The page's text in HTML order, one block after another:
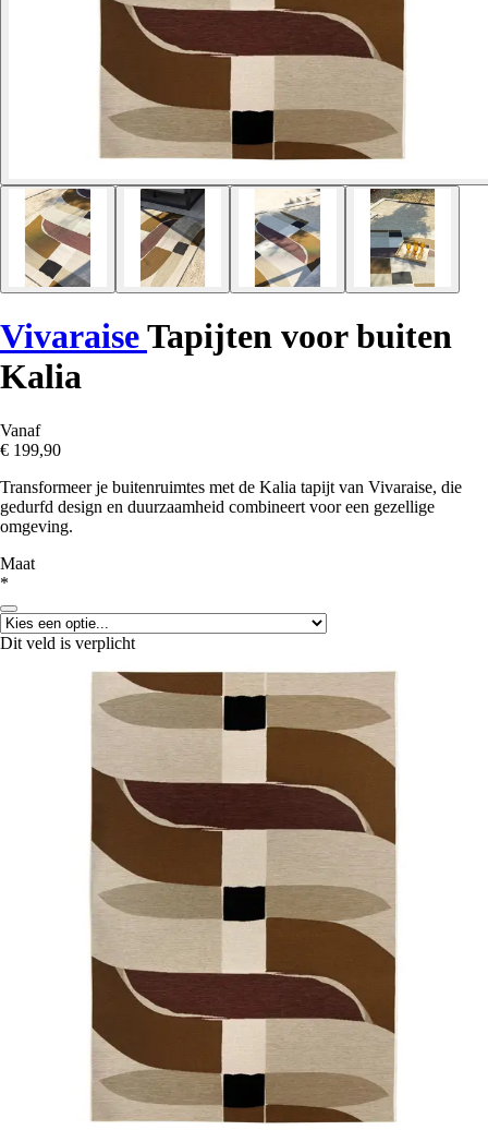
VivaraiseTapijten voor buiten
Kalia
Vanaf
€ 199,90
Transformeer je buitenruimtes met de Kalia tapijt van Vivaraise, die
gedurfd design en duurzaamheid combineert voor een gezellige
omgeving.
Maat
*
Dit veld is verplicht